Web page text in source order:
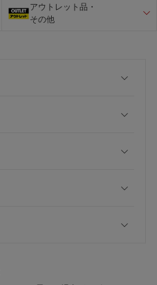
アウトレット品・
その他